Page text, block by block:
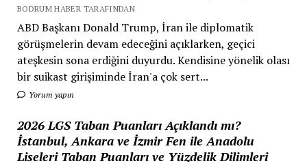
BODRUM HABER TARAFINDAN
ABD Başkanı Donald Trump, İran ile diplomatik
görüşmelerin devam edeceğini açıklarken, geçici
ateşkesin sona erdiğini duyurdu. Kendisine yönelik olası
bir suikast girişiminde İran'a çok sert...
Yorum yapın
2026 LGS Taban Puanları Açıklandı mı?
İstanbul, Ankara ve İzmir Fen ile Anadolu
Liseleri Taban Puanları ve Yüzdelik Dilimleri